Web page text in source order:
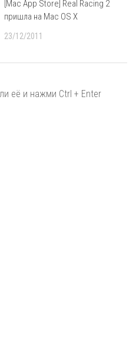
[Mac App Store] Real Racing 2
пришла на Mac OS X
23/12/2011
её и нажми Ctrl + Enter